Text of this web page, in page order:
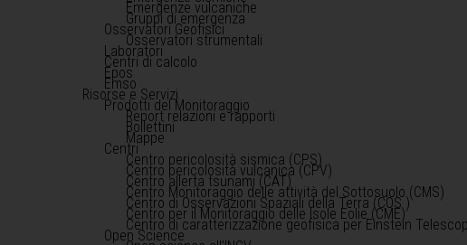
Emergenze vulcaniche
Gruppi di emergenza
Osservatori Geofisici
Osservatori strumentali
Laboratori
Centri di calcolo
Epos
Emso
Risorse e Servizi
Prodotti del Monitoraggio
Report relazioni e rapporti
Bollettini
Mappe
Centri
Centro pericolosità sismica (CPS)
Centro pericolosità vulcanica (CPV)
Centro allerta tsunami (CAT)
Centro Monitoraggio delle attività del Sottosuolo (CMS)
Centro di Osservazioni Spaziali della Terra (COS )
Centro per il Monitoraggio delle Isole Eolie (CME)
Centro di caratterizzazione geofisica per Einstein
Open Science